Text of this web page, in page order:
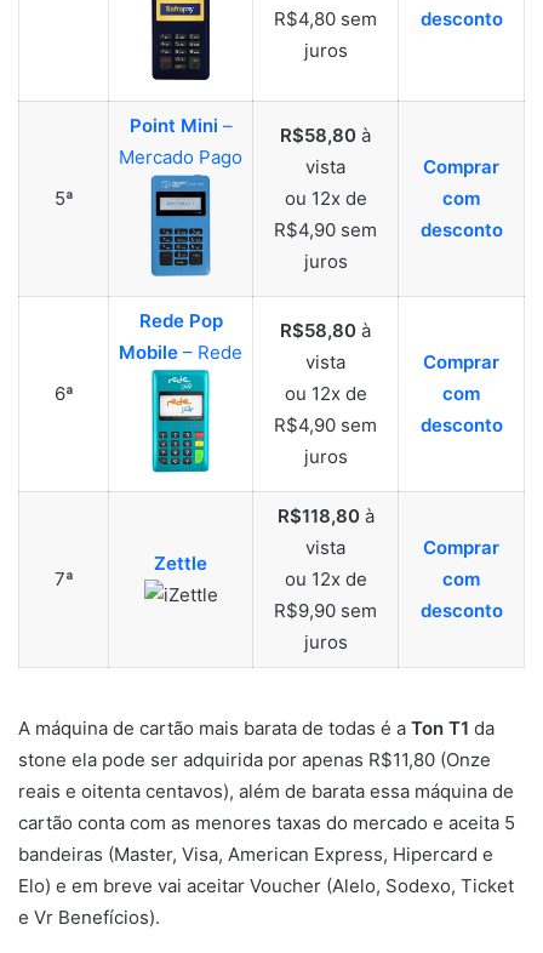
R$4,80 sem
juros
desconto
5ª
Point Mini –
Mercado Pago
R$58,80 à
vista
ou 12x de
R$4,90 sem
juros
Comprar
com
desconto
6ª
Rede Pop
Mobile – Rede
R$58,80 à
vista
ou 12x de
R$4,90 sem
juros
Comprar
com
desconto
7ª
Zettle
R$118,80à
vista
ou 12x de
R$9,90 sem
juros
Comprar
com
desconto
A máquina de cartão mais barata de todas é a Ton T1 da
stone ela pode ser adquirida por apenas R$11,80 (Onze
reais e oitenta centavos), além de barata essa máquina de
cartão conta com as menores taxas do mercado e aceita 5
bandeiras (Master, Visa, American Express, Hipercard e
Elo) e em breve vai aceitar Voucher (Alelo, Sodexo, Ticket
e Vr Benefícios).